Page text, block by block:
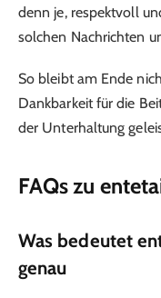
denn je, respektvoll
solchen Nachrichten
So bleibt am Ende
Dankbarkeit für die
der Unterhaltung
FAQs zu
Was bedeutet
genau